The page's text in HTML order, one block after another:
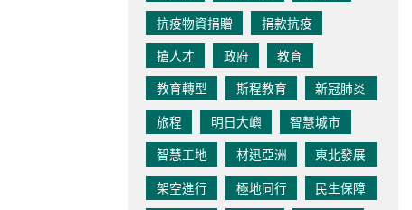
抗疫物資捐贈
捐款抗疫
搶人才
政府
教育
教育轉型
斯程教育
新冠肺炎
旅程
明日大嶼
智慧城市
智慧工地
材迅亞洲
東北發展
架空進行
極地同行
民生保障